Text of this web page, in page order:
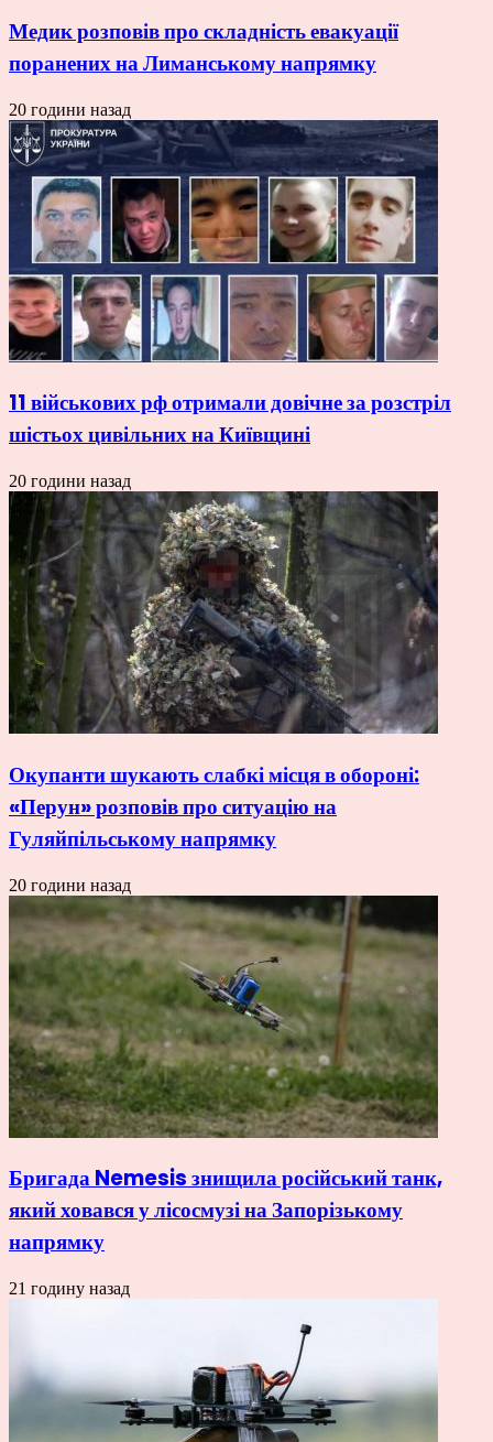
Медик розповів про складність евакуації
поранених на Лиманському напрямку
20 години назад
11 військових рф отримали довічне за розстріл
шістьох цивільних на Київщині
20 години назад
Окупанти шукають слабкі місця в обороні:
«Перун» розповів про ситуацію на
Гуляйпільському напрямку
20 години назад
Бригада Nemesis знищила російський танк,
який ховався у лісосмузі на Запорізькому
напрямку
21 годину назад